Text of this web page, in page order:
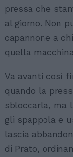
pressa che
al giorno. Non
capannone a
quella
Va avanti così
quando la
sbloccarla, ma
gli spappola e
lascia
di Prato,